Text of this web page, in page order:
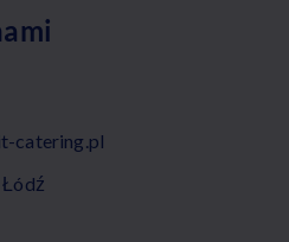
catering.pl